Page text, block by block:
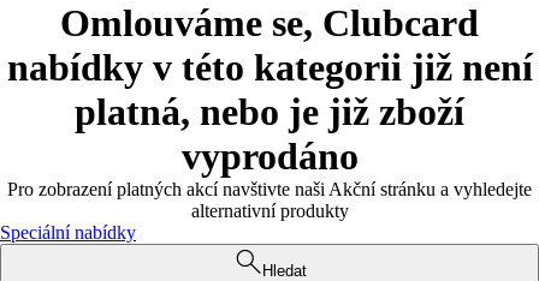
Omlouváme se, Clubcard
nabídky v této kategorii již není
platná, nebo je již zboží
vyprodáno
Pro zobrazení platných akcí navštivte naši Akční stránku a vyhledejte
alternativní produkty
Speciální nabídky
Hledat